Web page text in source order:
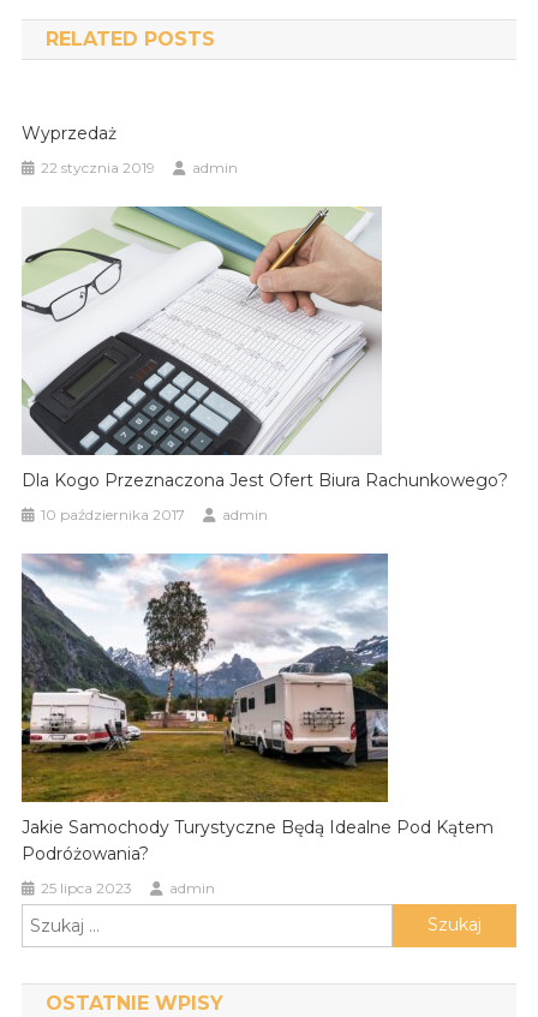
RELATED POSTS
Wyprzedaż
22 stycznia 2019 admin
Dla Kogo Przeznaczona Jest Ofert Biura Rachunkowego?
10 października 2017 admin
Jakie Samochody Turystyczne Będą Idealne Pod Kątem
Podróżowania?
25 lipca 2023 admin
Szukaj:
OSTATNIE WPISY